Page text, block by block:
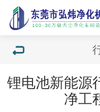
锂电池新能源
净工